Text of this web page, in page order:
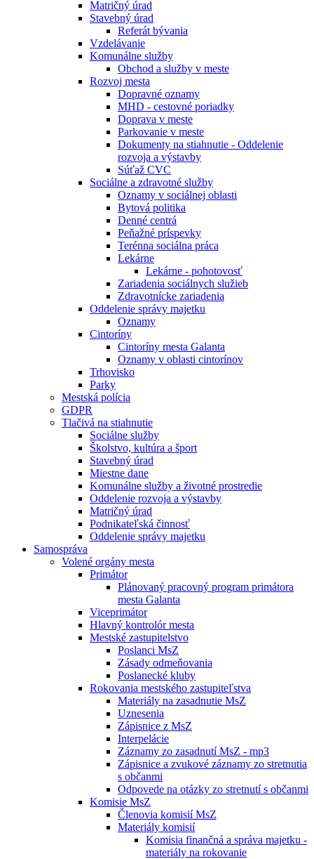
Matričný úrad
Stavebný úrad
Referát bývania
Vzdelávanie
Komunálne služby
Obchod a služby v meste
Rozvoj mesta
Dopravné oznamy
MHD - cestovné poriadky
Doprava v meste
Parkovanie v meste
Dokumenty na stiahnutie - Oddelenie
rozvoja a výstavby
Súťaž CVC
Sociálne a zdravotné služby
Oznamy v sociálnej oblasti
Bytová politika
Denné centrá
Peňažné príspevky
Terénna sociálna práca
Lekárne
Lekárne - pohotovosť
Zariadenia sociálnych služieb
Zdravotnícke zariadenia
Oddelenie správy majetku
Oznamy
Cintoríny
Cintoríny mesta Galanta
Oznamy v oblasti cintorínov
Trhovisko
Parky
Mestská polícia
GDPR
Tlačivá na stiahnutie
Sociálne služby
Školstvo, kultúra a šport
Stavebný úrad
Miestne dane
Komunálne služby a životné prostredie
Oddelenie rozvoja a výstavby
Matričný úrad
Podnikateľská činnosť
Oddelenie správy majetku
Samospráva
Volené orgány mesta
Primátor
Plánovaný pracovný program primátora
mesta Galanta
Viceprimátor
Hlavný kontrolór mesta
Mestské zastupitelstvo
Poslanci MsZ
Zásady odmeňovania
Poslanecké kluby
Rokovania mestského zastupiteľstva
Materiály na zasadnutie MsZ
Uznesenia
Zápisnice z MsZ
Interpelácie
Záznamy zo zasadnutí MsZ - mp3
Zápisnice a zvukové záznamy zo stretnutia
s občanmi
Odpovede na otázky zo stretnutí s občanmi
Komisie MsZ
Členovia komisií MsZ
Materiály komisií
Komisia finančná a správa majetku -
materiály na rokovanie